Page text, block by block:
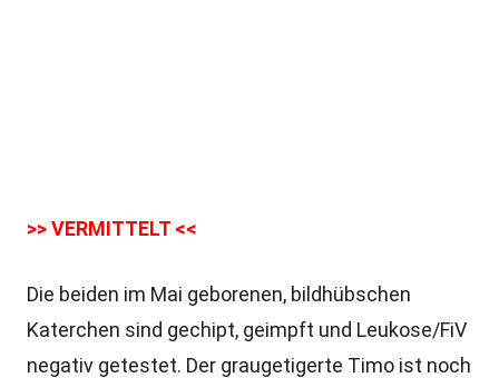
>> VERMITTELT <<
Die beiden im Mai geborenen, bildhübschen
Katerchen sind gechipt, geimpft und Leukose/FiV
negativ getestet. Der graugetigerte Timo ist noch